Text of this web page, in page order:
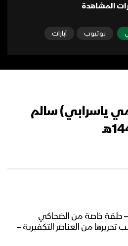
المشاهدة
يوتيوب آبارات
ياسرابي) سالم
– حلقة خاصة من الضحاكي
من العناصر التكفيرية –